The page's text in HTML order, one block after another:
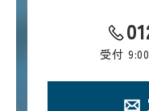
受付